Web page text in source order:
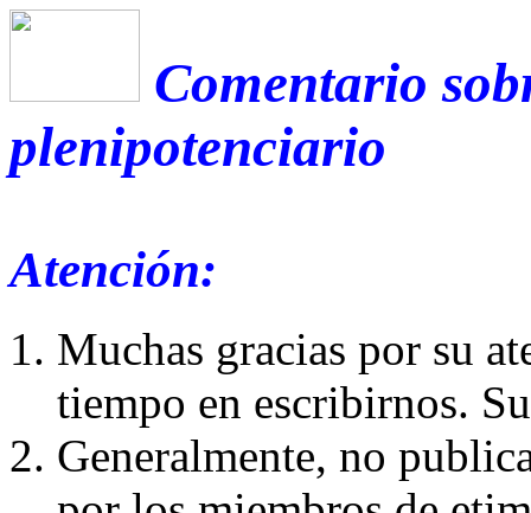
Comentario
plenipotenciario
Atención:
Muchas gracias por su
tiempo en escribirnos.
Generalmente, no